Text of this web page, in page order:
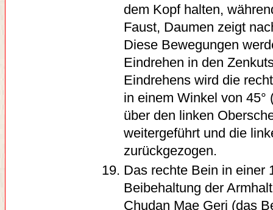
dem Kopf halten,
Faust, Daumen zeigt
Diese Bewegungen
Eindrehen in den
Eindrehens wird die
in einem Winkel von
über den linken
weitergeführt und die
zurückgezogen.
Das rechte Bein in einer
Beibehaltung der
Chudan Mae Geri (das